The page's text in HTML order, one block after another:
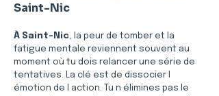
Saint-Nic
À Saint-Nic, la peur de tomber et la
fatigue mentale reviennent souvent au
moment où tu dois relancer une série de
tentatives. La clé est de dissocier l
émotion de l action. Tu n élimines pas le